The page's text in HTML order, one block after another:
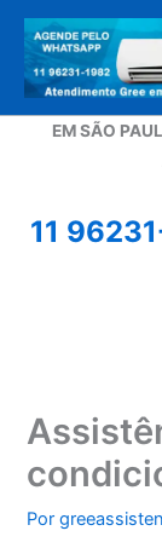
para
conteúdo
EM SÃO
11
Por